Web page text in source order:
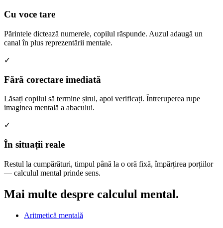
Cu voce tare
Părintele dictează numerele, copilul răspunde. Auzul adaugă un
canal în plus reprezentării mentale.
✓
Fără corectare imediată
Lăsați copilul să termine șirul, apoi verificați. Întreruperea rupe
imaginea mentală a abacului.
✓
În situații reale
Restul la cumpărături, timpul până la o oră fixă, împărțirea porțiilor
— calculul mental prinde sens.
Mai multe despre calculul mental.
Aritmetică mentală